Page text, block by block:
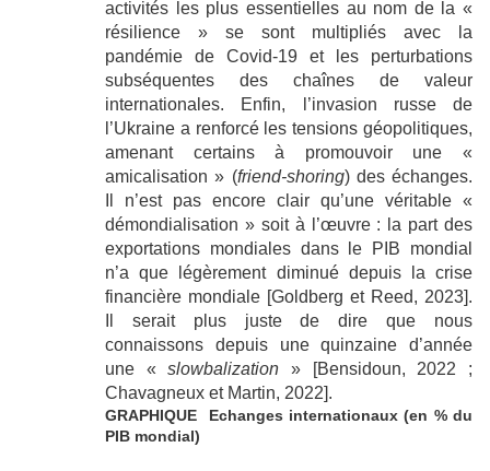
activités les plus essentielles au nom de la «
résilience » se sont multipliés avec la
pandémie de Covid-19 et les perturbations
subséquentes des chaînes de valeur
internationales. Enfin, l’invasion russe de
l’Ukraine a renforcé les tensions géopolitiques,
amenant certains à promouvoir une «
amicalisation » (friend-shoring) des échanges.
Il n’est pas encore clair qu’une véritable «
démondialisation » soit à l’œuvre : la part des
exportations mondiales dans le PIB mondial
n’a que légèrement diminué depuis la crise
financière mondiale [Goldberg et Reed, 2023].
Il serait plus juste de dire que nous
connaissons depuis une quinzaine d’année
une «slowbalization» [Bensidoun, 2022 ;
Chavagneux et Martin, 2022].
GRAPHIQUE Echanges internationaux (en % du
PIB mondial)